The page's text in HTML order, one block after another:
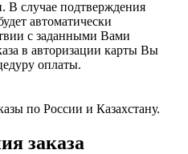
В случае подтверждения
автоматически
с заданными Вами
в авторизации карты Вы
оплаты.
по России и Казахстану.
заказа